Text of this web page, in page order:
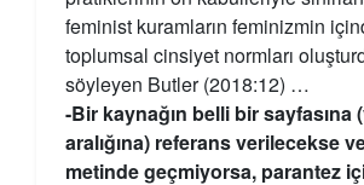
feminist kuramların feminizmin
toplumsal cinsiyet normları
söyleyen Butler (2018:12) …
-Bir kaynağın belli bir sayfasına
aralığına) referans verilecekse
metinde geçmiyorsa, parantez